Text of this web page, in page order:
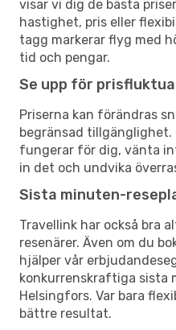
visar vi dig de bästa
hastighet, pris eller
tagg markerar flyg med
tid och pengar.
Se upp för
Priserna kan förändras
begränsad
fungerar för dig, vänta
in det och undvika
Sista minuten-
Travellink har också bra
resenärer. Även om du
hjälper vår
konkurrenskraftiga
Helsingfors. Var bara
bättre resultat.